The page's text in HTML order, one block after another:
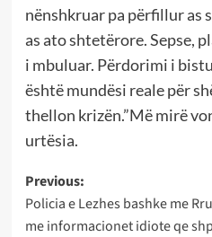
nënshkruar pa përfillur as
as ato shtetërore. Sepse,
i mbuluar. Përdorimi i
është mundësi reale për
thellon krizën.”Më mirë
urtësia.
Post
navigation
Previous:
Policia e Lezhes bashke me
me informacionet idiote qe